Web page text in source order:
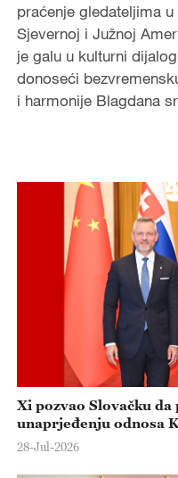
praćenje gledateljima
Sjevernoj i Južnoj
je galu u kulturni
donoseći
i harmonije Blagdana
Xi pozvao Slovačku
unaprjeđenju odnosa
28-Jul-2026